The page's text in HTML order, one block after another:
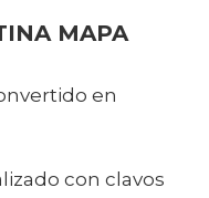
MAPA
en
con clavos